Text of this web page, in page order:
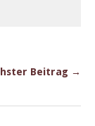
Beitrag →